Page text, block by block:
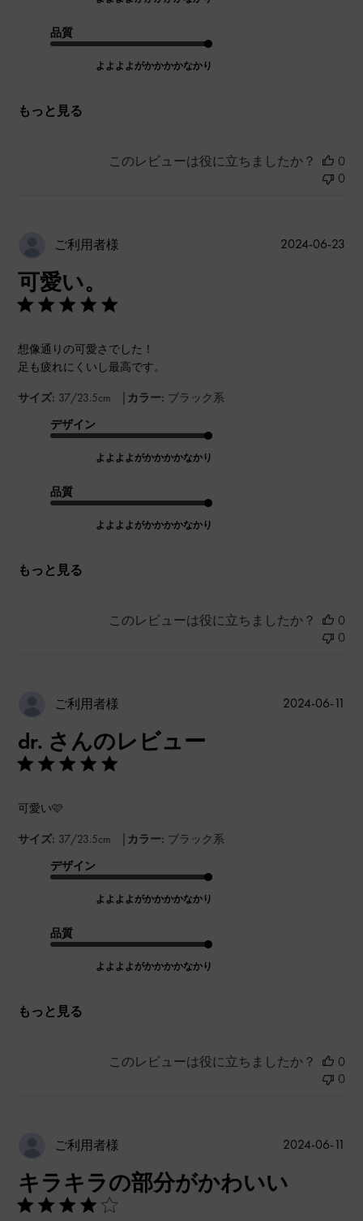
品質
よよよよがかかかかなかり
もっと見る
このレビューは役に立ちましたか？
0
0
ご利用者様
可愛い。
想像通りの可愛さでした！
足も疲れにくいし最高です。
サイズ: 37/23.5cm | カラー: ブラック系
デザイン
よよよよがかかかかなかり
品質
よよよよがかかかかなかり
もっと見る
公
2024-06-23
このレビューは役に立ちましたか？
0
0
ご利用者様
dr. さんのレビュー
可愛い🩷
サイズ: 37/23.5cm | カラー: ブラック系
デザイン
よよよよがかかかかなかり
品質
よよよよがかかかかなかり
もっと見る
2024-06-11
このレビューは役に立ちましたか？
0
0
ご利用者様
キラキラの部分がかわいい
2024-06-11